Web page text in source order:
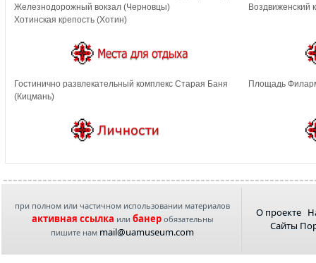
Железнодорожный вокзал (Черновцы)
Хотинская крепость (Хотин)
Воздвиженский
Гостинично развлекательный комплекс Старая Баня
(Кицмань)
Площадь
при полном или частичном использовании материалов
активная ссылка или банеробязательны
пишите нам mail@uamuseum.com
О проекте
Сайты